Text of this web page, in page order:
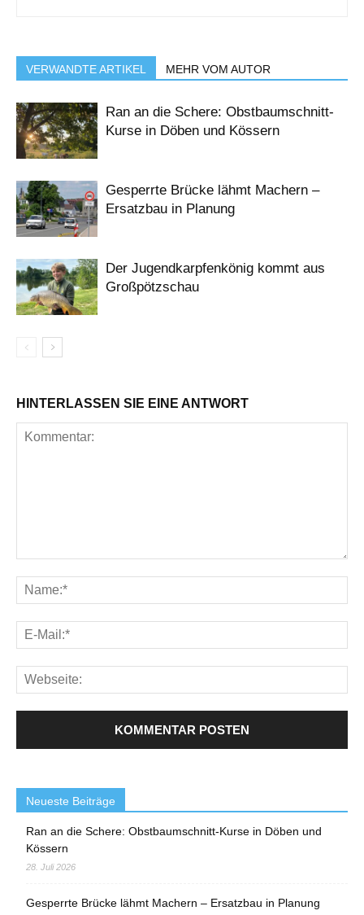
VERWANDTE ARTIKEL MEHR VOM AUTOR
Ran an die Schere: Obstbaumschnitt-
Kurse in Döben und Kössern
Gesperrte Brücke lähmt Machern –
Ersatzbau in Planung
Der Jugendkarpfenkönig kommt aus
Großpötzschau
HINTERLASSEN SIE EINE ANTWORT
Neueste Beiträge
Ran an die Schere: Obstbaumschnitt-Kurse in Döben und
Kössern
28. Juli 2026
Gesperrte Brücke lähmt Machern – Ersatzbau in Planung